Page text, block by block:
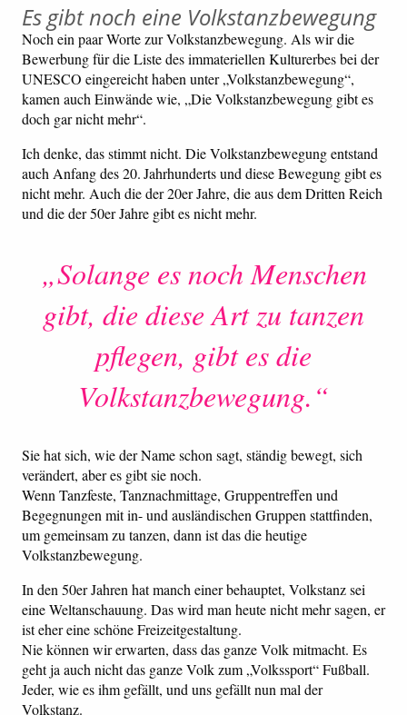
Es gibt noch eine Volkstanzbewegung
Noch ein paar Worte zur Volkstanzbewegung. Als wir die
Bewerbung für die Liste des immateriellen Kulturerbes bei der
UNESCO eingereicht haben unter „Volkstanzbewegung“,
kamen auch Einwände wie, „Die Volkstanzbewegung gibt es
doch gar nicht mehr“.
Ich denke, das stimmt nicht. Die Volkstanzbewegung entstand
auch Anfang des 20. Jahrhunderts und diese Bewegung gibt es
nicht mehr. Auch die der 20er Jahre, die aus dem Dritten Reich
und die der 50er Jahre gibt es nicht mehr.
„Solange es noch Menschen
gibt, die diese Art zu tanzen
pflegen, gibt es die
Volkstanzbewegung.“
Sie hat sich, wie der Name schon sagt, ständig bewegt, sich
verändert, aber es gibt sie noch.
Wenn Tanzfeste, Tanznachmittage, Gruppentreffen und
Begegnungen mit in- und ausländischen Gruppen stattfinden,
um gemeinsam zu tanzen, dann ist das die heutige
Volkstanzbewegung.
In den 50er Jahren hat manch einer behauptet, Volkstanz sei
eine Weltanschauung. Das wird man heute nicht mehr sagen, er
ist eher eine schöne Freizeitgestaltung.
Nie können wir erwarten, dass das ganze Volk mitmacht. Es
geht ja auch nicht das ganze Volk zum „Volkssport“ Fußball.
Jeder, wie es ihm gefällt, und uns gefällt nun mal der
Volkstanz.